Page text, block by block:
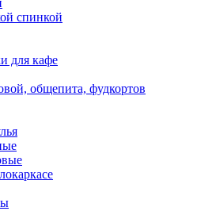
спинкой
для кафе
общепита, фудкортов